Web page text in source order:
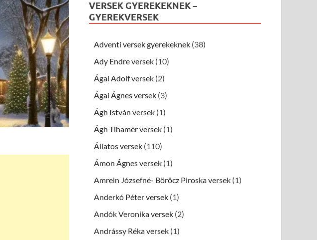
VERSEK GYEREKEKNEK –
GYEREKVERSEK
Adventi versek gyerekeknek (38)
Ady Endre versek (10)
Ágai Adolf versek (2)
Ágai Ágnes versek (3)
Ágh István versek (1)
Ágh Tihamér versek (1)
Állatos versek (110)
Ámon Ágnes versek (1)
Amrein Józsefné- Böröcz Piroska versek (1)
Anderkó Péter versek (1)
Andók Veronika versek (2)
Andrássy Réka versek (1)